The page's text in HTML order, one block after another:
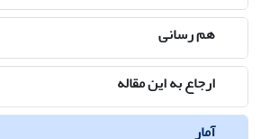
هم رسانی
ارجاع به این مقاله
آمار